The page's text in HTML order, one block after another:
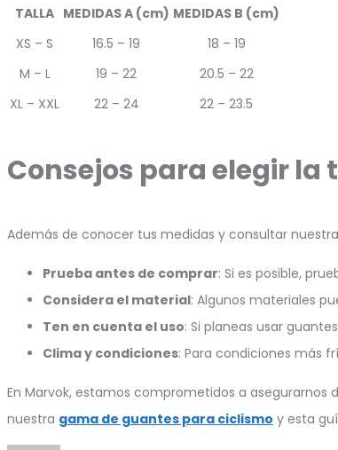
TALLA MEDIDAS A (cm) MEDIDAS B (cm)
XS – S
16.5 – 19
18 – 19
M – L
19 – 22
20.5 – 22
XL – XXL
22 – 24 22 – 23.5
Consejos para elegir
Además de conocer tus medidas y consultar
Prueba antes de comprar: Si es posible,
Considera el material: Algunos materiales
Ten en cuenta el uso: Si planeas usar
Clima y condiciones: Para condiciones más
En Marvok, estamos comprometidos a
nuestra gama de guantes para ciclismo y esta